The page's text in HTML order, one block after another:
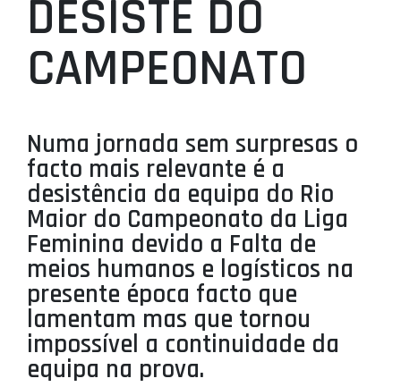
ASSOCIAÇÕES
CLUBES
AGENTES
SELEÇÕES
MINIBASQUETE
ÁREA TÉCNICA
PROJETOS
LIGA BETCLIC MASCULINA
LIGA BETCLIC FEMININA
DESISTE DO
CAMPEONATO
Numa jornada sem surpresas o
facto mais relevante é a
desistência da equipa do Rio
Maior do Campeonato da Liga
Feminina devido a Falta de
meios humanos e logísticos na
presente época facto que
lamentam mas que tornou
impossível a continuidade da
equipa na prova.